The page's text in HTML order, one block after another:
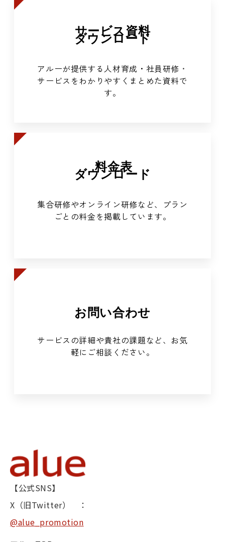
サービス資料
ダウンロード
アルーが提供する人材育成・社員研修 ・
サービスをわかりやすくまとめた資料で
す。
料金表
ダウンロード
集合研修やオンライン研修など、プラン
ごとの料金を掲載しています。
お問い合わせ
サービスの詳細や貴社の課題など、お気
軽にご相談ください。
【公式SNS】
X（旧Twitter） ：
@alue_promotion